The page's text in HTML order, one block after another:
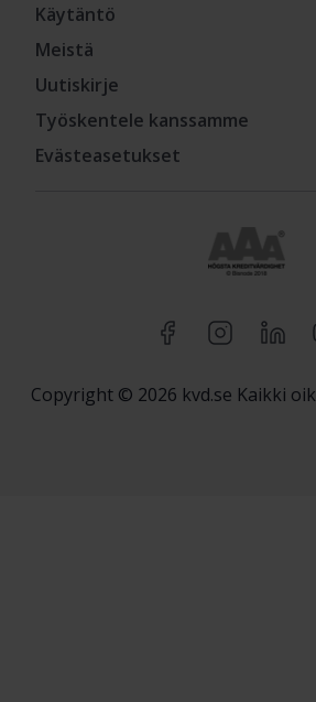
Käytäntö
Meistä
Uutiskirje
Työskentele kanssamme
Evästeasetukset
Copyright © 2026 kvd.se Kaikki